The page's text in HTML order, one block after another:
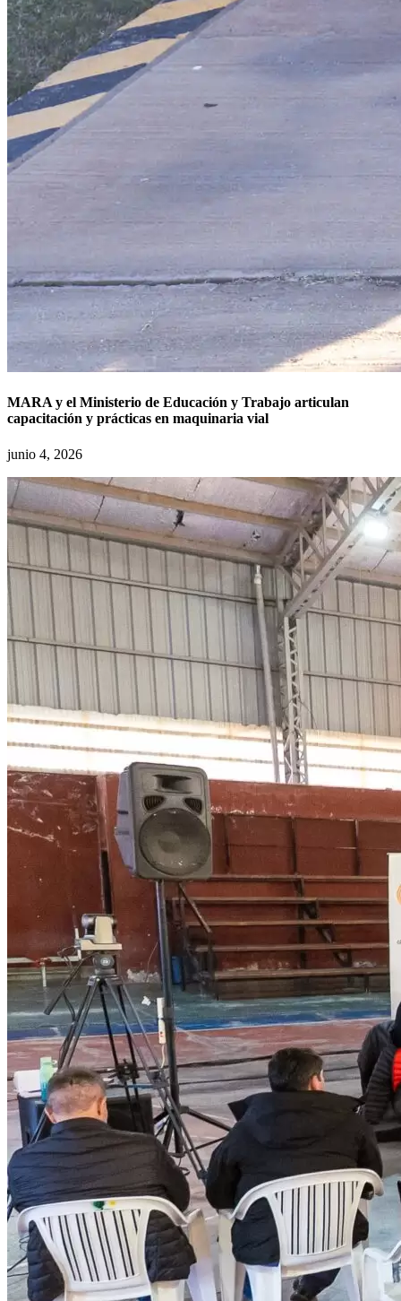
MARA y el Ministerio de Educación y Trabajo articulan
capacitación y prácticas en maquinaria vial
junio 4, 2026